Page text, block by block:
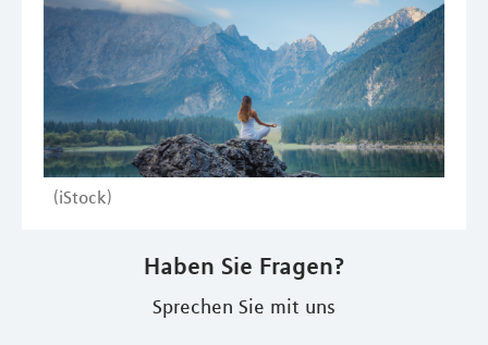
(iStock)
Haben Sie Fragen?
Sprechen Sie mit uns